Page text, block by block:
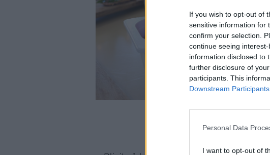
If you wish to opt-out of
sensitive information for
confirm your selection.
continue seeing
information disclosed to
further disclosure of
participants. This
Downstream Participants
Personal Data
I want to opt-out of
Startar varje dag